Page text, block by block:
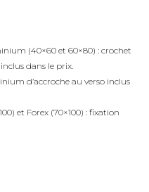
(40×60 et 60×80) : crochet
dans le prix.
d’accroche au verso inclus
et Forex (70×100) : fixation